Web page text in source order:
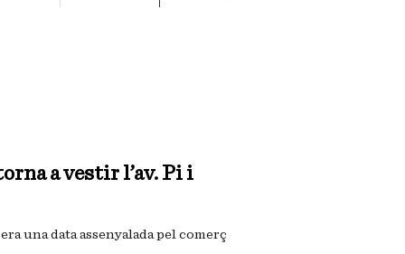
a vestir l’av. Pi i
una data assenyalada pel comerç